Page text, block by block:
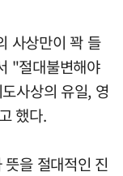
사상만이 꽉 들
"절대불변해야
사상의 유일, 영
했다.
을 절대적인 진